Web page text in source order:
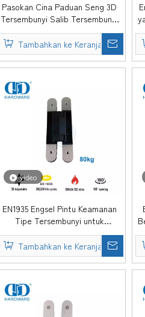
Pasokan Cina Paduan Seng 3D
Tersembunyi Salib Tersembunyi
Penutupan Lembut Tenang
Menyesuaikan 180 Derajat
Engsel Kayu Baja Komersial-
DDCH008-G120
Tambahkan ke Keranjang
video
EN1935 Engsel Pintu Keamanan
Tipe Tersembunyi untuk
Pemerintah-DDCH008-G80
Tambahkan ke Keranjang